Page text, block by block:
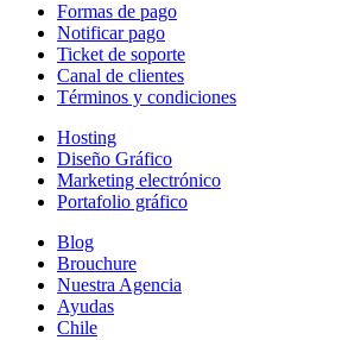
Formas de pago
Notificar pago
Ticket de soporte
Canal de clientes
Términos y condiciones
Hosting
Diseño Gráfico
Marketing electrónico
Portafolio gráfico
Blog
Brouchure
Nuestra Agencia
Ayudas
Chile